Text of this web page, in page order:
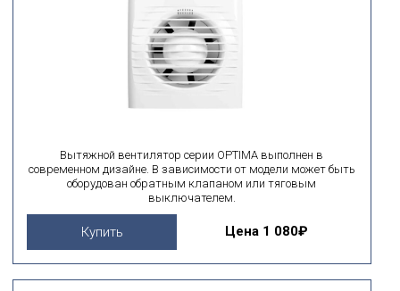
Вытяжной вентилятор серии OPTIMA выполнен в
современном дизайне. В зависимости от модели может быть
оборудован обратным клапаном или тяговым
выключателем.
Купить Цена 1 080₽